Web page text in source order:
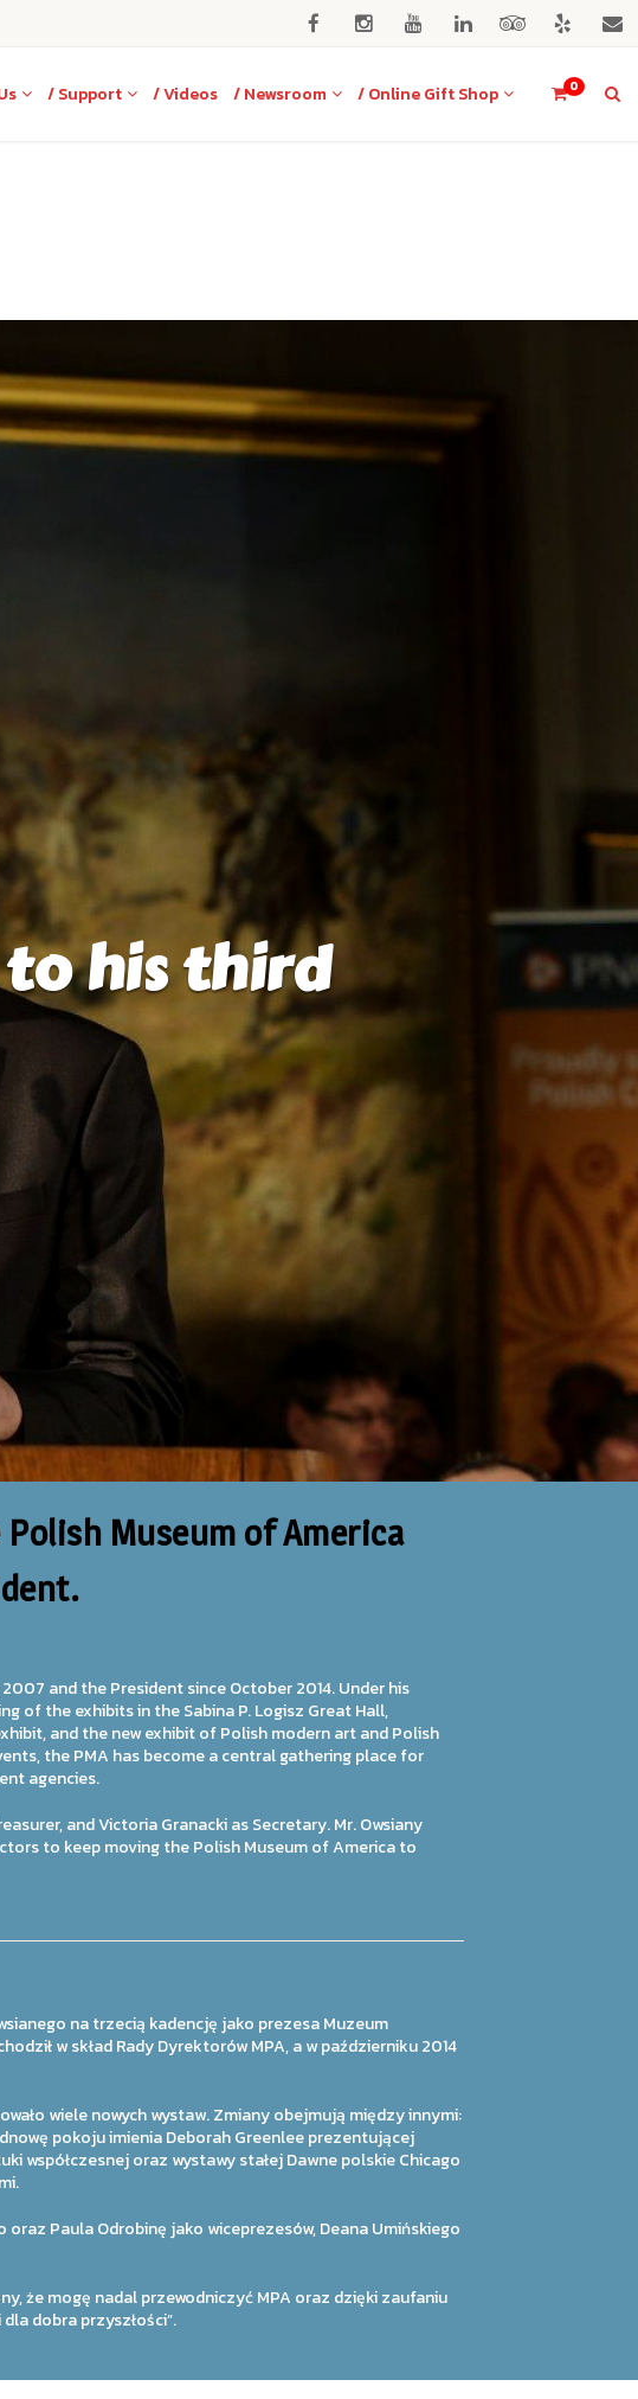
0
/ Support / Videos / Newsroom / Online Gift Shop
his third
Museum of America
and the President since October 2014. Under his
of the exhibits in the Sabina P. Logisz Great Hall,
and the new exhibit of Polish modern art and Polish
the PMA has become a central gathering place for
agencies.
and Victoria Granacki as Secretary. Mr. Owsiany
to keep moving the Polish Museum of America to
na trzecią kadencję jako prezesa Muzeum
w skład Rady Dyrektorów MPA, a w październiku 2014
wiele nowych wystaw. Zmiany obejmują między innymi:
pokoju imienia Deborah Greenlee prezentującej
współczesnej oraz wystawy stałej Dawne polskie Chicago
Paula Odrobinę jako wiceprezesów, Deana Umińskiego
że mogę nadal przewodniczyć MPA oraz dzięki zaufaniu
dobra przyszłości”.